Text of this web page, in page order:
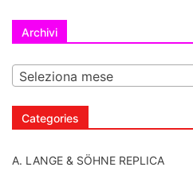
Archivi
Seleziona mese
Categories
A. LANGE & SÖHNE REPLICA